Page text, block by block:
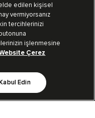
elde edilen kişisel
vermiyorsanız
tercihlerinizi
işlenmesine
Çerez
Kabul Edin